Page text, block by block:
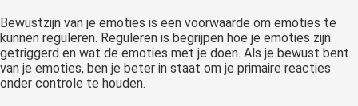
Bewustzijn van je emoties is een voorwaarde om emoties te
kunnen reguleren. Reguleren is begrijpen hoe je emoties zijn
getriggerd en wat de emoties met je doen. Als je bewust bent
van je emoties, ben je beter in staat om je primaire reacties
onder controle te houden.